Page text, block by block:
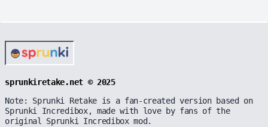
sprunkiretake.net © 2025
Note: Sprunki Retake is a fan-created version based on
Sprunki Incredibox, made with love by fans of the
original Sprunki Incredibox mod.